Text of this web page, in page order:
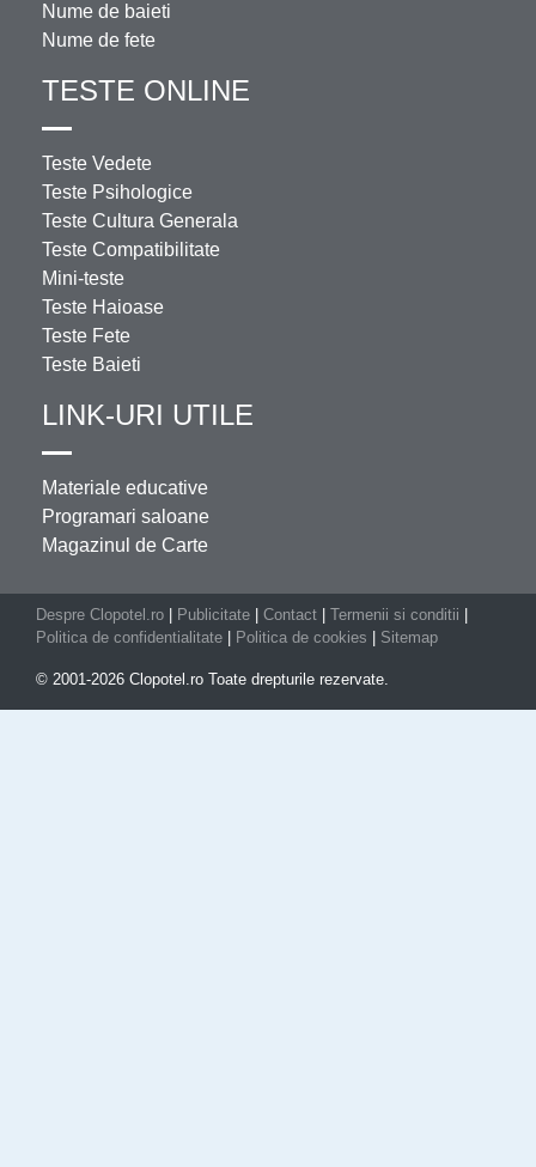
Nume de baieti
Nume de fete
TESTE ONLINE
Teste Vedete
Teste Psihologice
Teste Cultura Generala
Teste Compatibilitate
Mini-teste
Teste Haioase
Teste Fete
Teste Baieti
LINK-URI UTILE
Materiale educative
Programari saloane
Magazinul de Carte
Despre Clopotel.ro Publicitate Contact Termenii si conditii
Politica de confidentialitate
Politica de cookies Sitemap
© 2001-2026 Clopotel.ro Toate drepturile rezervate.